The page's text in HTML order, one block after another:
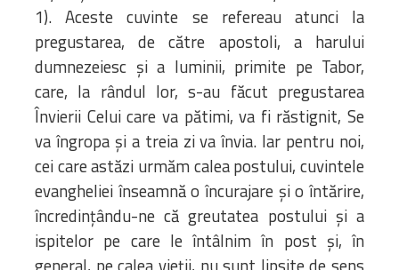
1). Aceste cuvinte se refereau atunci la
pregustarea, de către apostoli, a harului
dumnezeiesc și a luminii, primite pe Tabor,
care, la rândul lor, s-au făcut pregustarea
Învierii Celui care va pătimi, va fi răstignit, Se
va îngropa și a treia zi va învia. Iar pentru noi,
cei care astăzi urmăm calea postului, cuvintele
evangheliei înseamnă o încurajare și o întărire,
încredințându-ne că greutatea postului și a
ispitelor pe care le întâlnim în post și, în